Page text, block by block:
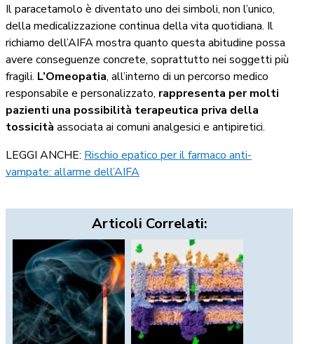
Il paracetamolo è diventato uno dei simboli, non l’unico,
della medicalizzazione continua della vita quotidiana. Il
richiamo dell’AIFA mostra quanto questa abitudine possa
avere conseguenze concrete, soprattutto nei soggetti più
fragili. L’Omeopatia, all’interno di un percorso medico
responsabile e personalizzato, rappresenta per molti
pazienti una possibilità terapeutica priva della
tossicità associata ai comuni analgesici e antipiretici.
LEGGI ANCHE: Rischio epatico per il farmaco anti-
vampate: allarme dell’AIFA
Articoli Correlati: